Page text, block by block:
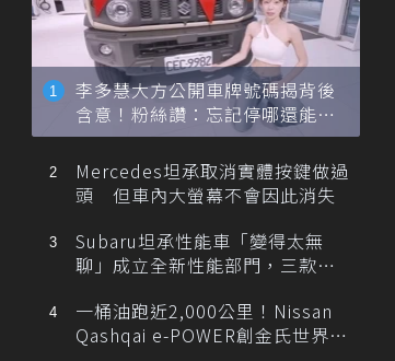
李多慧大方公開車牌號碼揭背後
含意！粉絲讚：忘記停哪還能幫
忙找車
Mercedes坦承取消實體按鍵做過
頭 但車內大螢幕不會因此消失
Subaru坦承性能車「變得太無
聊」成立全新性能部門，三款手
一桶油跑近2,000公里！Nissan
Qashqai e-POWER創金氏世界紀